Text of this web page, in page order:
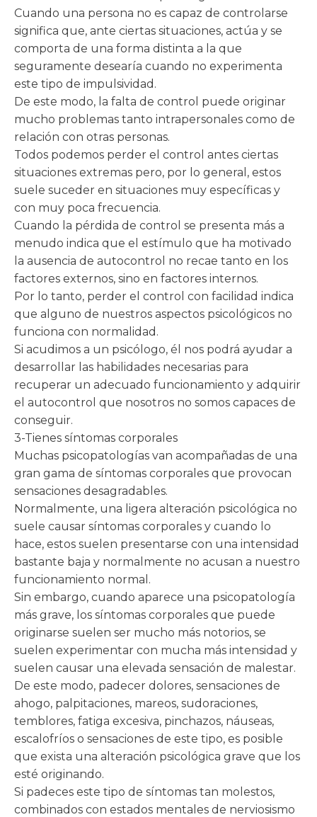
Cuando una persona no es capaz de controlarse
significa que, ante ciertas situaciones, actúa y se
comporta de una forma distinta a la que
seguramente desearía cuando no experimenta
este tipo de impulsividad.
De este modo, la falta de control puede originar
mucho problemas tanto intrapersonales como de
relación con otras personas.
Todos podemos perder el control antes ciertas
situaciones extremas pero, por lo general, estos
suele suceder en situaciones muy específicas y
con muy poca frecuencia.
Cuando la pérdida de control se presenta más a
menudo indica que el estímulo que ha motivado
la ausencia de autocontrol no recae tanto en los
factores externos, sino en factores internos.
Por lo tanto, perder el control con facilidad indica
que alguno de nuestros aspectos psicológicos no
funciona con normalidad.
Si acudimos a un psicólogo, él nos podrá ayudar a
desarrollar las habilidades necesarias para
recuperar un adecuado funcionamiento y adquirir
el autocontrol que nosotros no somos capaces de
conseguir.
3-Tienes síntomas corporales
Muchas psicopatologías van acompañadas de una
gran gama de síntomas corporales que provocan
sensaciones desagradables.
Normalmente, una ligera alteración psicológica no
suele causar síntomas corporales y cuando lo
hace, estos suelen presentarse con una intensidad
bastante baja y normalmente no acusan a nuestro
funcionamiento normal.
Sin embargo, cuando aparece una psicopatología
más grave, los síntomas corporales que puede
originarse suelen ser mucho más notorios, se
suelen experimentar con mucha más intensidad y
suelen causar una elevada sensación de malestar.
De este modo, padecer dolores, sensaciones de
ahogo, palpitaciones, mareos, sudoraciones,
temblores, fatiga excesiva, pinchazos, náuseas,
escalofríos o sensaciones de este tipo, es posible
que exista una alteración psicológica grave que los
esté originando.
Si padeces este tipo de síntomas tan molestos,
combinados con estados mentales de nerviosismo